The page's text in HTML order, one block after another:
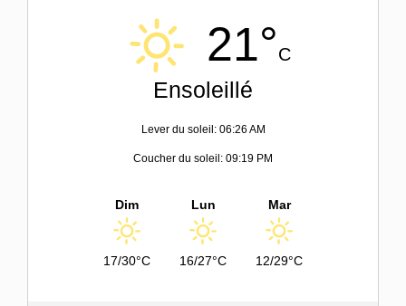
21°C
Ensoleillé
Lever du soleil: 06:26 AM
Coucher du soleil: 09:19 PM
Dim
17/30°C
Lun
16/27°C
Mar
12/29°C